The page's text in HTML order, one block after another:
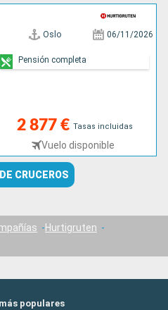
Oslo 06/11/2026
2 877 € Tasas incluidas
Vuelo disponible
Pensión completa
CRUCEROS
Hurtigruten
populares